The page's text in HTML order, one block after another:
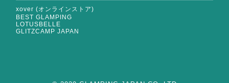
xover (オンラインストア)
BEST GLAMPING
LOTUSBELLE
GLITZCAMP JAPAN